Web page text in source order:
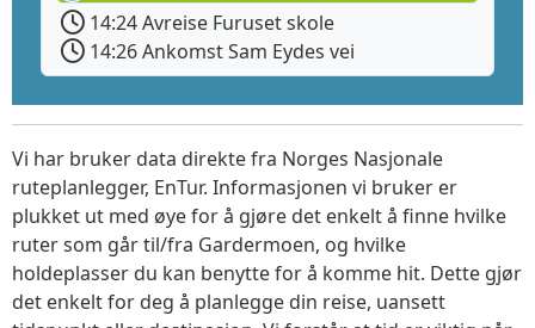
14:24 Avreise Furuset skole
14:26 Ankomst Sam Eydes vei
Vi har bruker data direkte fra Norges Nasjonale
ruteplanlegger, EnTur. Informasjonen vi bruker er
plukket ut med øye for å gjøre det enkelt å finne hvilke
ruter som går til/fra Gardermoen, og hvilke
holdeplasser du kan benytte for å komme hit. Dette gjør
det enkelt for deg å planlegge din reise, uansett